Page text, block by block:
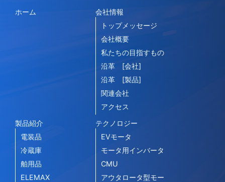
ホーム
会社情報
トップメッセージ
会社概要
私たちの目指すもの
沿革 [会社]
沿革 [製品]
関連会社
アクセス
製品紹介
電装品
冷蔵庫
舶用品
ELEMAX
テクノロジー
EVモータ
モータ用インバータ
CMU
アウタロータ型モー